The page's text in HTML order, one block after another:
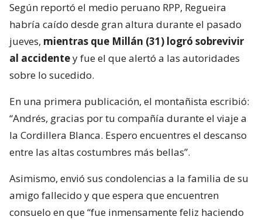
Según reportó el medio peruano RPP, Regueira
habría caído desde gran altura durante el pasado
jueves, mientras que Millán (31) logró sobrevivir
al accidentey fue el que alertó a las autoridades
sobre lo sucedido.
En una primera publicación, el montañista escribió:
“Andrés, gracias por tu compañía durante el viaje a
la Cordillera Blanca. Espero encuentres el descanso
entre las altas costumbres más bellas”.
Asimismo, envió sus condolencias a la familia de su
amigo fallecido y que espera que encuentren
consuelo en que “fue inmensamente feliz haciendo